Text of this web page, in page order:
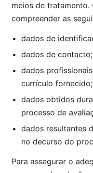
meios de
compreender as
dados de
dados de contacto;
dados
currículo fornecido;
dados obtidos
processo de
dados resultantes
no decurso do
Para assegurar o